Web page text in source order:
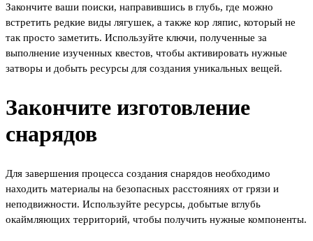
Закончите ваши поиски, направившись в глубь, где можно
встретить редкие виды лягушек, а также кор ляпис, который не
так просто заметить. Используйте ключи, полученные за
выполнение изученных квестов, чтобы активировать нужные
затворы и добыть ресурсы для создания уникальных вещей.
Закончите изготовление
снарядов
Для завершения процесса создания снарядов необходимо
находить материалы на безопасных расстояниях от грязи и
неподвижности. Используйте ресурсы, добытые вглубь
окаймляющих территорий, чтобы получить нужные компоненты.